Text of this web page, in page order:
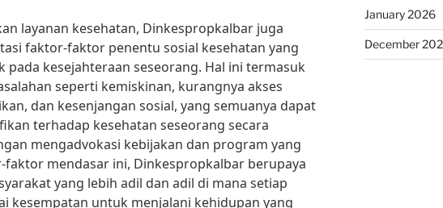
layanan kesehatan, Dinkespropkalbar juga
faktor-faktor penentu sosial kesehatan yang
pada kesejahteraan seseorang. Hal ini termasuk
seperti kemiskinan, kurangnya akses
dan kesenjangan sosial, yang semuanya dapat
terhadap kesehatan seseorang secara
mengadvokasi kebijakan dan program yang
mendasar ini, Dinkespropkalbar berupaya
yang lebih adil dan adil di mana setiap
kesempatan untuk menjalani kehidupan yang
January 2026
December